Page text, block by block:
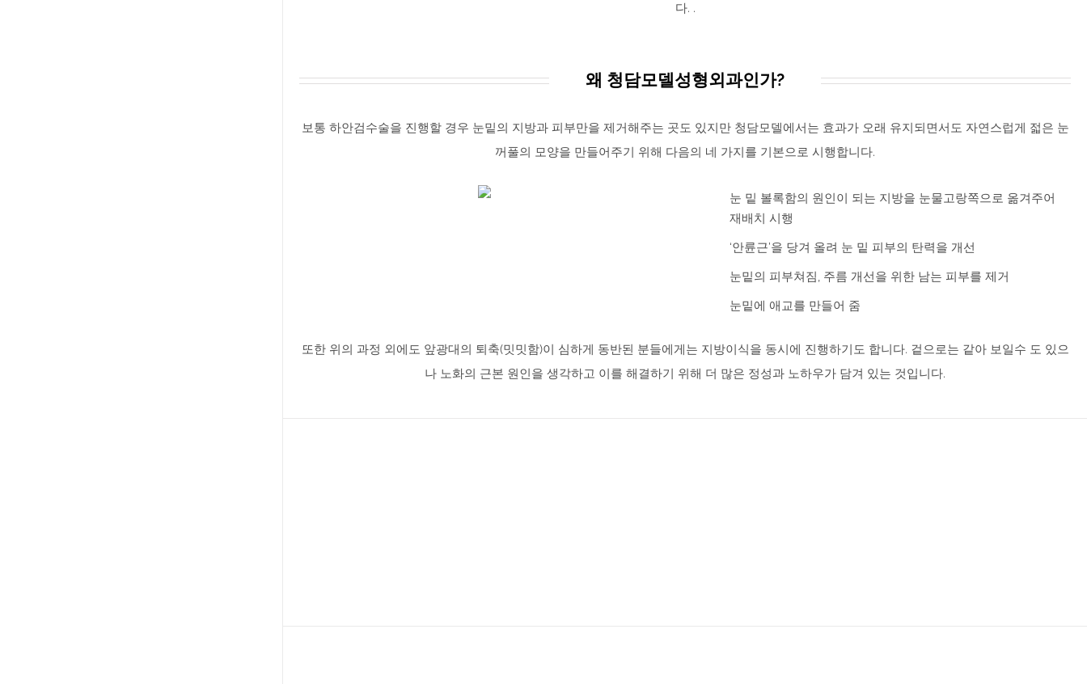
다. .
왜 청담모델성형외과인가?
보통 하안검수술을 진행할 경우 눈밑의 지방과 피부만을 제거해주는 곳도 있지만 청담모델에서는 효과가 오래 유지되면서도 자연스럽게 젋은 눈
꺼풀의 모양을 만들어주기 위해 다음의 네 가지를 기본으로 시행합니다.
눈 밑 볼록함의 원인이 되는 지방을 눈물고랑쪽으로 옮겨주어
재배치 시행
‘안륜근’을 당겨 올려 눈 밑 피부의 탄력을 개선
눈밑의 피부쳐짐, 주름 개선을 위한 남는 피부를 제거
눈밑에 애교를 만들어 줌
또한 위의 과정 외에도 앞광대의 퇴축(밋밋함)이 심하게 동반된 분들에게는 지방이식을 동시에 진행하기도 합니다. 겉으로는 같아 보일수 도 있으
나 노화의 근본 원인을 생각하고 이를 해결하기 위해 더 많은 정성과 노하우가 담겨 있는 것입니다.